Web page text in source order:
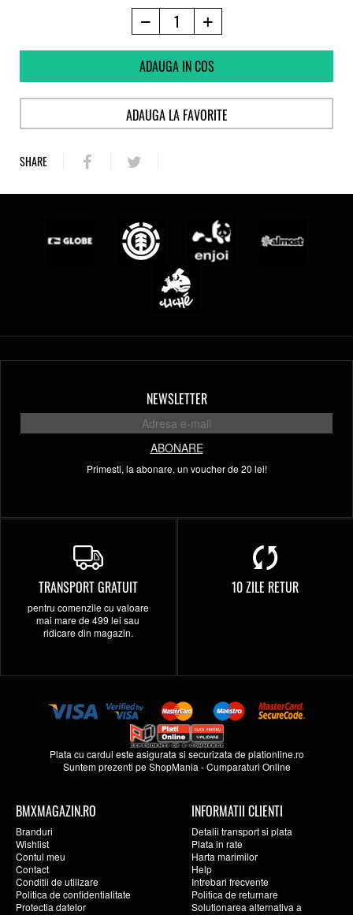
ADAUGA IN COS
ADAUGA LA FAVORITE
SHARE
NEWSLETTER
ABONARE
Primesti, la abonare, un voucher de 20 lei!
TRANSPORT GRATUIT
pentru comenzile cu valoare
mai mare de 499 lei sau
ridicare din magazin.
10 ZILE RETUR
Plata cu cardul este asigurata si securizata deplationline.ro
Suntem prezenti peShopMania -Cumparaturi Online
BMXMAGAZIN.RO
Branduri
Wishlist
Contul meu
Contact
Conditii de utilizare
Politica de confidentialitate
Protectia datelor
INFORMATII CLIENTI
Detalii transport si plata
Plata in rate
Harta marimilor
Help
Intrebari frecvente
Politica de returnare
Solutionarea alternativa a